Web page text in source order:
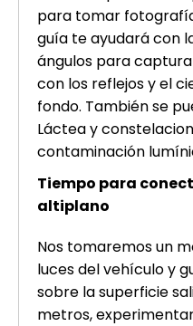
para tomar
guía te ayudará con
ángulos para
con los reflejos y el
fondo. También se
Láctea y
contaminación
Tiempo para
altiplano
Nos tomaremos un
luces del vehículo y
sobre la superficie
metros,